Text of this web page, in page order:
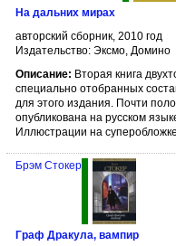
На дальних мирах
авторский сборник, 2010 год
Издательство: Эксмо, Домино
Описание: Вторая книга
специально отобранных
для этого издания. Почти
опубликована на русском
Иллюстрации на суперобложке
Брэм Стокер
Граф Дракула, вампир